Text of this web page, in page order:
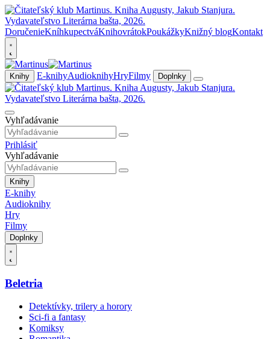
DoručenieKníhkupectváKnihovrátokPoukážkyKnižný blogKontakt
Knihy E-knihyAudioknihyHryFilmy Doplnky
Vyhľadávanie
Prihlásiť
Vyhľadávanie
Knihy
E-knihy
Audioknihy
Hry
Filmy
Doplnky
Beletria
Detektívky, trilery a horory
Sci-fi a fantasy
Komiksy